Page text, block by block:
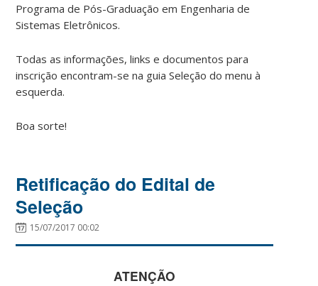
Programa de Pós-Graduação em Engenharia de
Sistemas Eletrônicos.
Todas as informações, links e documentos para
inscrição encontram-se na guia Seleção do menu à
esquerda.
Boa sorte!
Retificação do Edital de
Seleção
15/07/2017 00:02
ATENÇÃO